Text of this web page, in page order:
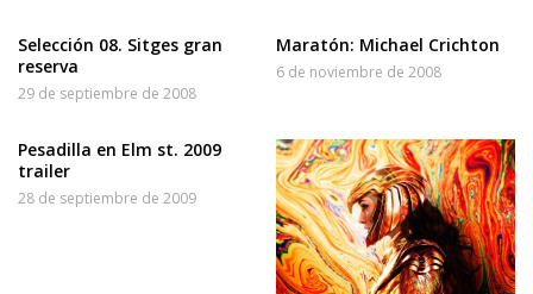
Selección 08. Sitges gran
reserva
29 de septiembre de 2008
Maratón: Michael Crichton
6 de noviembre de 2008
Pesadilla en Elm st. 2009
trailer
28 de septiembre de 2009